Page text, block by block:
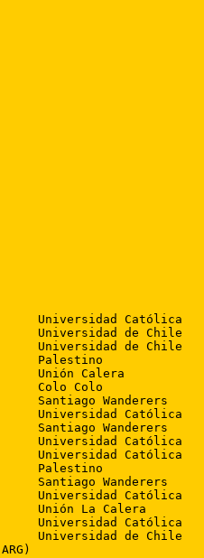
Universidad Católica
Universidad de Chile
Universidad de Chile
Palestino
Unión Calera
Colo Colo
Santiago Wanderers
Universidad Católica
Santiago Wanderers
Universidad Católica
Universidad Católica
Palestino
Santiago Wanderers
Universidad Católica
Unión La Calera
Universidad Católica
Universidad de Chile